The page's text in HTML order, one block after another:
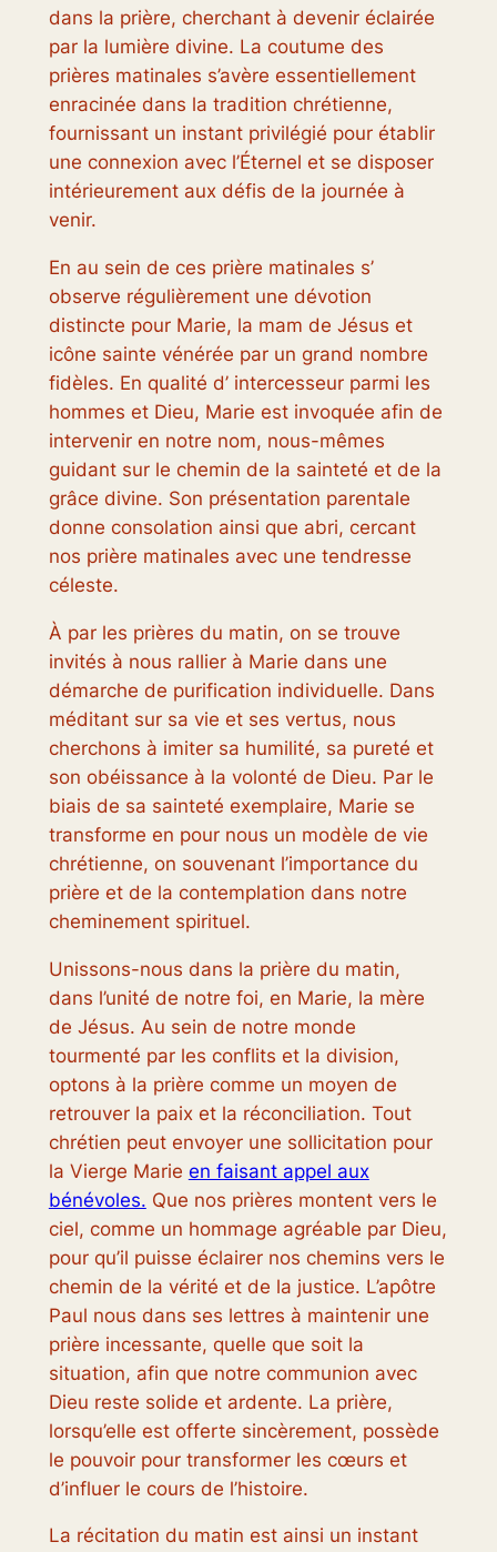
dans la prière, cherchant à devenir éclairée
par la lumière divine. La coutume des
prières matinales s’avère essentiellement
enracinée dans la tradition chrétienne,
fournissant un instant privilégié pour établir
une connexion avec l’Éternel et se disposer
intérieurement aux défis de la journée à
venir.
En au sein de ces prière matinales s’
observe régulièrement une dévotion
distincte pour Marie, la mam de Jésus et
icône sainte vénérée par un grand nombre
fidèles. En qualité d’ intercesseur parmi les
hommes et Dieu, Marie est invoquée afin de
intervenir en notre nom, nous-mêmes
guidant sur le chemin de la sainteté et de la
grâce divine. Son présentation parentale
donne consolation ainsi que abri, cercant
nos prière matinales avec une tendresse
céleste.
À par les prières du matin, on se trouve
invités à nous rallier à Marie dans une
démarche de purification individuelle. Dans
méditant sur sa vie et ses vertus, nous
cherchons à imiter sa humilité, sa pureté et
son obéissance à la volonté de Dieu. Par le
biais de sa sainteté exemplaire, Marie se
transforme en pour nous un modèle de vie
chrétienne, on souvenant l’importance du
prière et de la contemplation dans notre
cheminement spirituel.
Unissons-nous dans la prière du matin,
dans l’unité de notre foi, en Marie, la mère
de Jésus. Au sein de notre monde
tourmenté par les conflits et la division,
optons à la prière comme un moyen de
retrouver la paix et la réconciliation. Tout
chrétien peut envoyer une sollicitation pour
la Vierge Marie en faisant appel aux
bénévoles. Que nos prières montent vers le
ciel, comme un hommage agréable par Dieu,
pour qu’il puisse éclairer nos chemins vers le
chemin de la vérité et de la justice. L’apôtre
Paul nous dans ses lettres à maintenir une
prière incessante, quelle que soit la
situation, afin que notre communion avec
Dieu reste solide et ardente. La prière,
lorsqu’elle est offerte sincèrement, possède
le pouvoir pour transformer les cœurs et
d’influer le cours de l’histoire.
La récitation du matin est ainsi un instant